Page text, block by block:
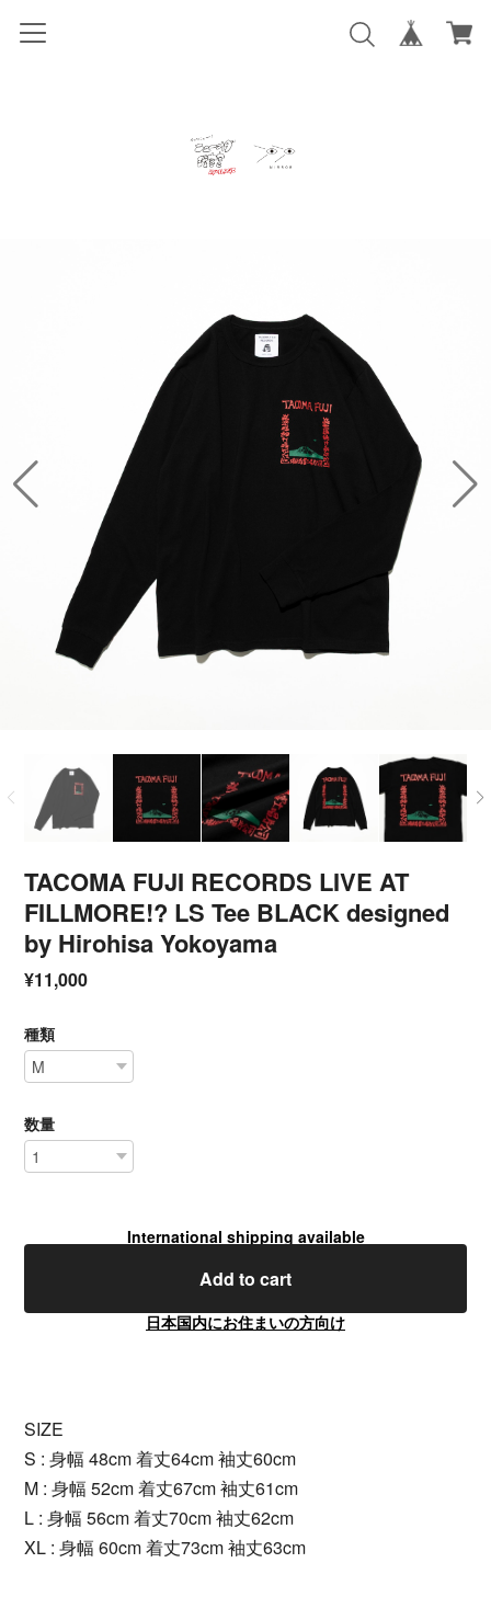
TACOMA FUJI RECORDS LIVE AT
FILLMORE!? LS Tee BLACK designed
by Hirohisa Yokoyama
¥11,000
種類
数量
International shipping available
Add to cart
日本国内にお住まいの方向け
SIZE
S : 身幅 48cm 着丈64cm 袖丈60cm
M : 身幅 52cm 着丈67cm 袖丈61cm
L : 身幅 56cm 着丈70cm 袖丈62cm
XL : 身幅 60cm 着丈73cm 袖丈63cm